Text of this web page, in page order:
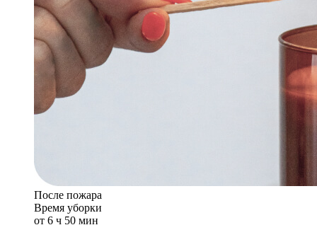
После пожара
Время уборки
от 6 ч 50 мин